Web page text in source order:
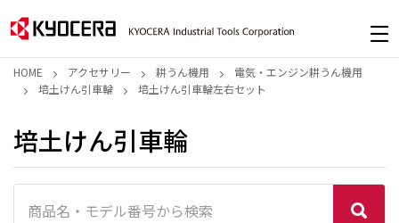
HOME アクセサリー 耕うん機用
電気・エンジン耕うん機用
培土けん引車輪
培土けん引車輪左右セット
培土けん引車輪